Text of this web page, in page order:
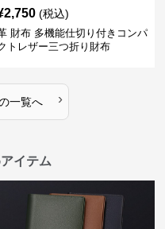
2,750 (税込)
財布 多機能仕切り付きコンパ
トレザー三つ折り財布
一覧へ ›
イテム